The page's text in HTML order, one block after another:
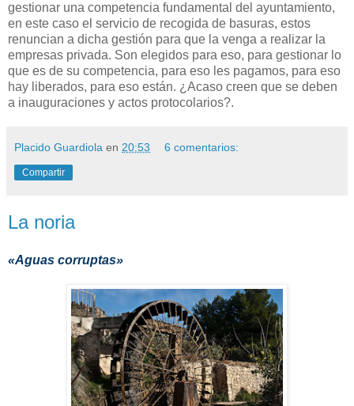
gestionar una competencia fundamental del ayuntamiento,
en este caso el servicio de recogida de basuras, estos
renuncian a dicha gestión para que la venga a realizar la
empresas privada. Son elegidos para eso, para gestionar lo
que es de su competencia, para eso les pagamos, para eso
hay liberados, para eso están. ¿Acaso creen que se deben
a inauguraciones y actos protocolarios?.
Placido Guardiola en 20:53 6 comentarios:
Compartir
La noria
«Aguas corruptas»